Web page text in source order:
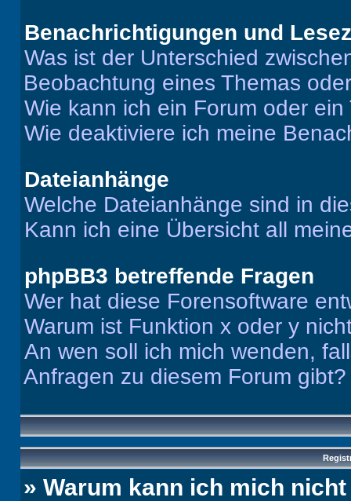
Benachrichtigungen und
Was ist der Unterschied
Beobachtung eines Themas
Wie kann ich ein Forum oder
Wie deaktiviere ich meine
Dateianhänge
Welche Dateianhänge sind in
Kann ich eine Übersicht all
phpBB3 betreffende Fragen
Wer hat diese Forensoftware
Warum ist Funktion x oder y
An wen soll ich mich wenden,
Anfragen zu diesem Forum gibt?
» Warum kann ich mich